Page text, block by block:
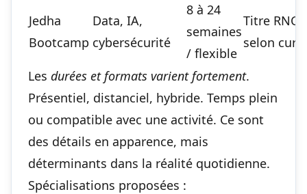
Jedha
Bootcamp
Data, IA,
cybersécurité
8 à 24
semaines
/ flexible
Titre RNCP
selon
Les durées et formats varient fortement.
Présentiel, distanciel, hybride. Temps plein
ou compatible avec une activité. Ce sont
des détails en apparence, mais
déterminants dans la réalité quotidienne.
Spécialisations proposées :